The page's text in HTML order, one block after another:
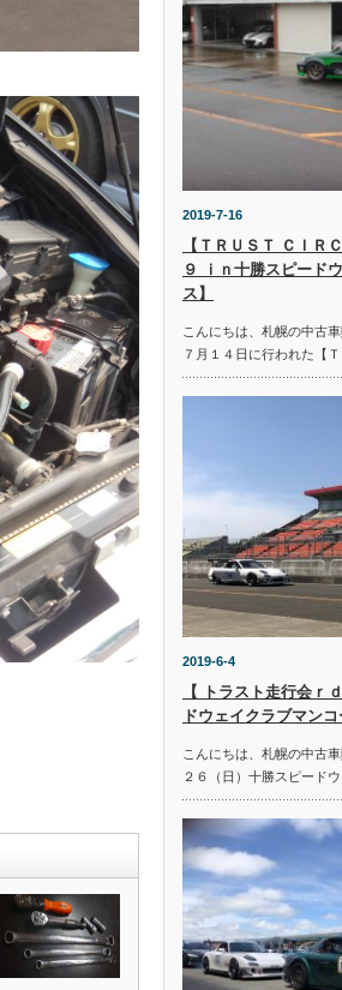
2019-7-16
【ＴＲＵＳＴ ＣＩＲ
９ ｉｎ十勝スピード
ス】
こんにちは、札幌の中古
７月１４日に行われた【
2019-6-4
【 トラスト走行会ｒ
ドウェイクラブマン
こんにちは、札幌の中古
２６（日）十勝スピード